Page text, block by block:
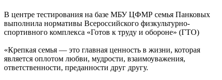
В центре тестирования на базе МБУ ЦФМР семья Панковых
выполнила нормативы Всероссийского физкультурно-
спортивного комплекса «Готов к труду и обороне» (ГТО)
«Крепкая семья — это главная ценность в жизни, которая
является оплотом любви, мудрости, взаимоуважения,
ответственности, преданности друг другу.